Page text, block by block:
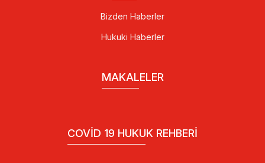
Bizden Haberler
Hukuki Haberler
MAKALELER
COVID 19 HUKUK REHBERI